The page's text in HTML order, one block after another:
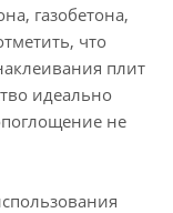
газобетона,
что
плит
идеально
не